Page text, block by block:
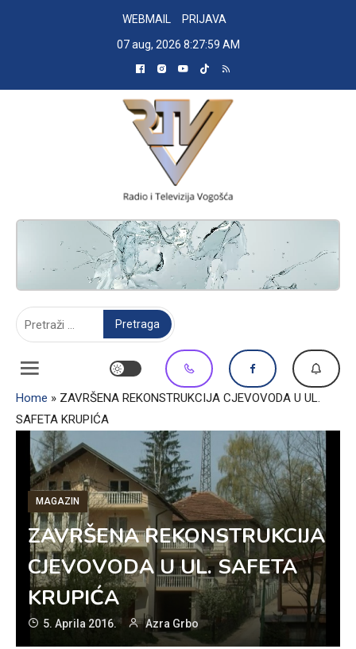
WEBMAIL
PRIJAVA
07 aug, 2026 8:28:00 AM
RADIO TELEVIZIJA VOGOŠĆA
Home » ZAVRŠENA REKONSTRUKCIJA CJEVOVODA U UL.
SAFETA KRUPIĆA
MAGAZIN
ZAVRŠENA REKONSTRUKCIJA
CJEVOVODA U UL. SAFETA
KRUPIĆA
5. Aprila 2016. Azra Grbo